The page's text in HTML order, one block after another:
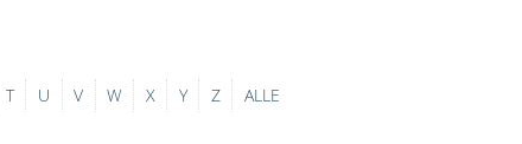
T U V W X Y Z ALLE